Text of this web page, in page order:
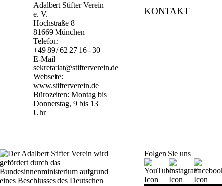
Adalbert Stifter Verein
e. V.
Hochstraße 8
81669 München
Telefon:
+49 89 / 62 27 16 - 30
E-Mail:
sekretariat@stifterverein.de
Webseite:
www.stifterverein.de
Bürozeiten: Montag bis
Donnerstag, 9 bis 13
Uhr
KONTAKT
Folgen Sie uns